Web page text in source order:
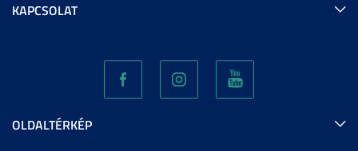
KAPCSOLAT
OLDALTÉRKÉP